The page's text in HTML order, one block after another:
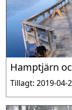
Hamptjärn
Tillagt: 2019-04-